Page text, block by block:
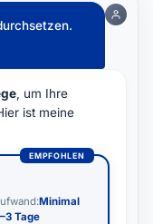
, um Ihre
ist meine
Minimal
Tage